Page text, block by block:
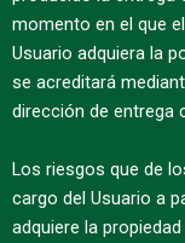
momento en el que
Usuario adquiera la
se acreditará
dirección de entrega
Los riesgos que de
cargo del Usuario a
adquiere la